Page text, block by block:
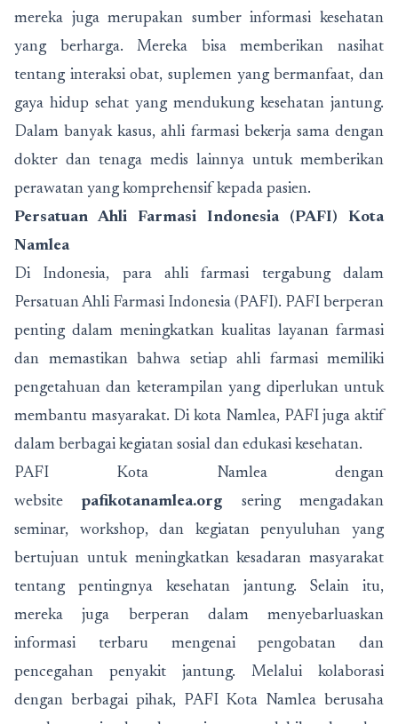
mereka juga merupakan sumber informasi kesehatan
yang berharga. Mereka bisa memberikan nasihat
tentang interaksi obat, suplemen yang bermanfaat, dan
gaya hidup sehat yang mendukung kesehatan jantung.
Dalam banyak kasus, ahli farmasi bekerja sama dengan
dokter dan tenaga medis lainnya untuk memberikan
perawatan yang komprehensif kepada pasien.
Persatuan Ahli Farmasi Indonesia (PAFI) Kota
Namlea
Di Indonesia, para ahli farmasi tergabung dalam
Persatuan Ahli Farmasi Indonesia (PAFI). PAFI berperan
penting dalam meningkatkan kualitas layanan farmasi
dan memastikan bahwa setiap ahli farmasi memiliki
pengetahuan dan keterampilan yang diperlukan untuk
membantu masyarakat. Di kota Namlea, PAFI juga aktif
dalam berbagai kegiatan sosial dan edukasi kesehatan.
PAFI Kota Namlea dengan
websitepafikotanamlea.org sering mengadakan
seminar, workshop, dan kegiatan penyuluhan yang
bertujuan untuk meningkatkan kesadaran masyarakat
tentang pentingnya kesehatan jantung. Selain itu,
mereka juga berperan dalam menyebarluaskan
informasi terbaru mengenai pengobatan dan
pencegahan penyakit jantung. Melalui kolaborasi
dengan berbagai pihak, PAFI Kota Namlea berusaha